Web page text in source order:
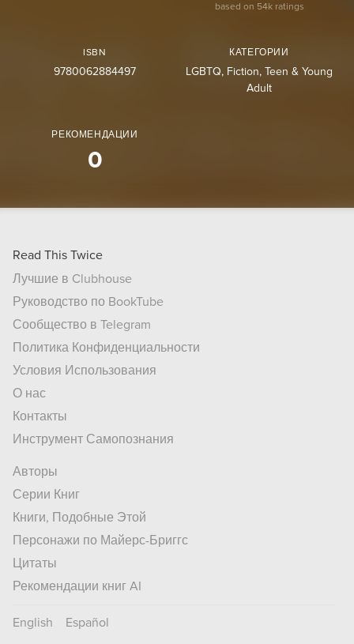
based on 54k ratings
ISBN
9780062884497
КАТЕГОРИИ
LGBTQ Fiction Teen & Young
Adult
РЕКОМЕНДАЦИИ
0
Read This Twice
Лучшие в Clubhouse
Руководство по BookTube
Сообщество в Telegram
Политика Конфиденциальности
Условия Использования
О нас
Контакты
Инструмент Самопознания
Авторы
Серии Книг
Книги, Подобные Этой
Персонажи по Майерс-Бриггс
Цитаты
Рекомендации книг AI
English Español